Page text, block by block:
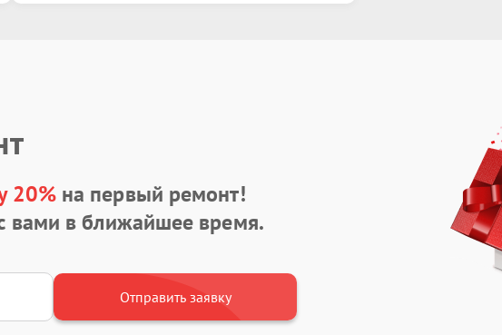
20%на первый ремонт!
вами в ближайшее время.
Отправить заявку